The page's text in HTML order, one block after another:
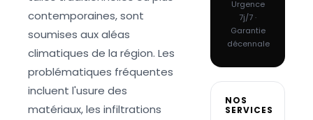
contemporaines, sont
soumises aux aléas
climatiques de la région. Les
problématiques fréquentes
incluent l'usure des
matériaux, les infiltrations
Urgence
7j/7 ·
Garantie
décennale
NOS
SERVICES